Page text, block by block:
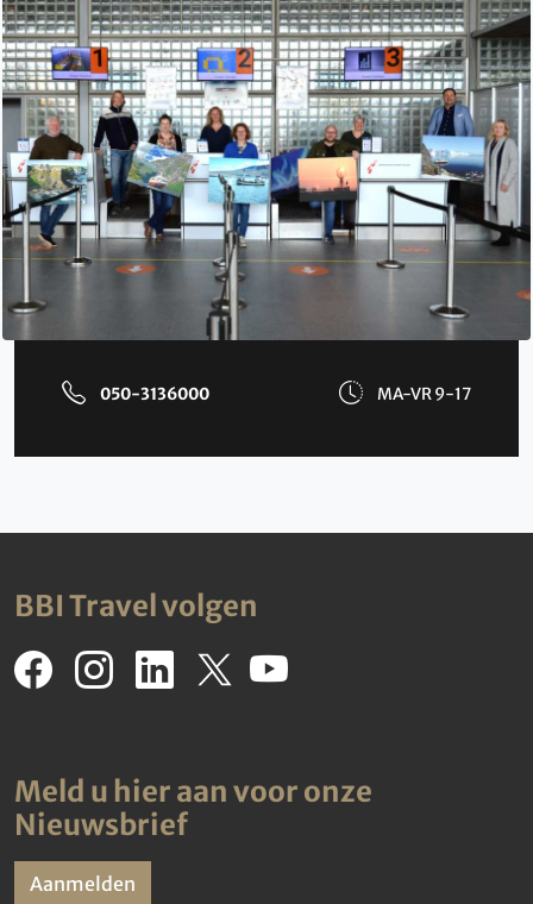
050-3136000 MA-VR 9-17
BBI Travel volgen
Meld u hier aan voor onze
Nieuwsbrief
Aanmelden